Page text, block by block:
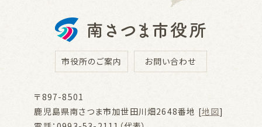
市役所のご案内 お問い合わせ
〒897-8501
鹿児島県南さつま市加世田川畑2648番地 [地図]